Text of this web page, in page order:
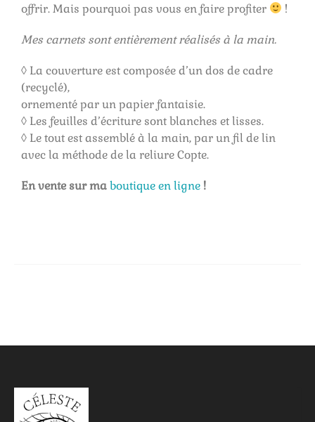
offrir. Mais pourquoi pas vous en faire profiter
!
Mes carnets sont entièrement réalisés à la main.
◊ La couverture est composée d’un dos de cadre
(recyclé),
ornementé par un papier fantaisie.
◊ Les feuilles d’écriture sont blanches et lisses.
◊ Le tout est assemblé à la main, par un fil de lin
avec la méthode de la reliure Copte.
En vente sur maboutique en ligne !